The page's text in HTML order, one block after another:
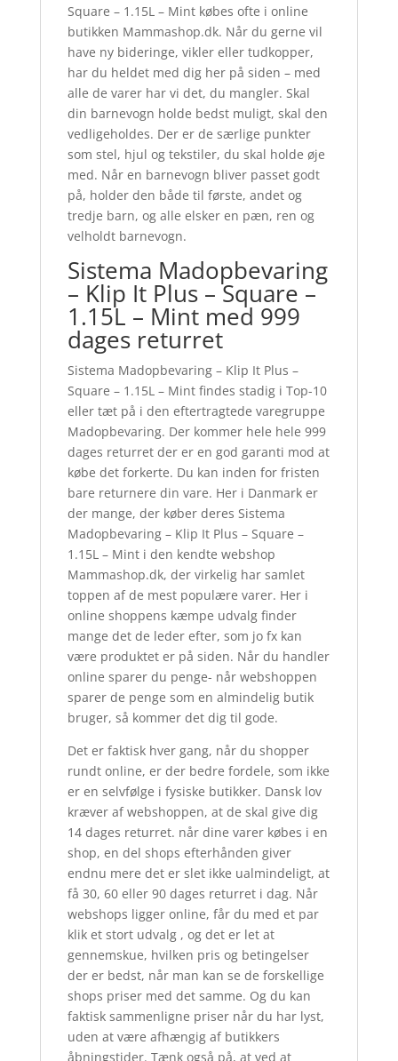
Square – 1.15L – Mint købes ofte i online
butikken Mammashop.dk. Når du gerne vil
have ny bideringe, vikler eller tudkopper,
har du heldet med dig her på siden – med
alle de varer har vi det, du mangler. Skal
din barnevogn holde bedst muligt, skal den
vedligeholdes. Der er de særlige punkter
som stel, hjul og tekstiler, du skal holde øje
med. Når en barnevogn bliver passet godt
på, holder den både til første, andet og
tredje barn, og alle elsker en pæn, ren og
velholdt barnevogn.
Sistema Madopbevaring
– Klip It Plus – Square –
1.15L – Mint med 999
dages returret
Sistema Madopbevaring – Klip It Plus –
Square – 1.15L – Mint findes stadig i Top-10
eller tæt på i den eftertragtede varegruppe
Madopbevaring. Der kommer hele hele 999
dages returret der er en god garanti mod at
købe det forkerte. Du kan inden for fristen
bare returnere din vare. Her i Danmark er
der mange, der køber deres Sistema
Madopbevaring – Klip It Plus – Square –
1.15L – Mint i den kendte webshop
Mammashop.dk, der virkelig har samlet
toppen af de mest populære varer. Her i
online shoppens kæmpe udvalg finder
mange det de leder efter, som jo fx kan
være produktet er på siden. Når du handler
online sparer du penge- når webshoppen
sparer de penge som en almindelig butik
bruger, så kommer det dig til gode.
Det er faktisk hver gang, når du shopper
rundt online, er der bedre fordele, som ikke
er en selvfølge i fysiske butikker. Dansk lov
kræver af webshoppen, at de skal give dig
14 dages returret. når dine varer købes i en
shop, en del shops efterhånden giver
endnu mere det er slet ikke ualmindeligt, at
få 30, 60 eller 90 dages returret i dag. Når
webshops ligger online, får du med et par
klik et stort udvalg , og det er let at
gennemskue, hvilken pris og betingelser
der er bedst, når man kan se de forskellige
shops priser med det samme. Og du kan
faktisk sammenligne priser når du har lyst,
uden at være afhængig af butikkers
åbningstider. Tænk også på, at ved at